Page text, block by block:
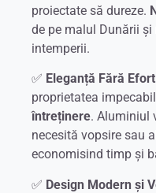
proiectate să dureze.
de pe malul Dunării
intemperii.
✅ Eleganță Fără
proprietatea
întreținere. Aluminiul
necesită vopsire sau
economisind timp și
✅ Design Modern și